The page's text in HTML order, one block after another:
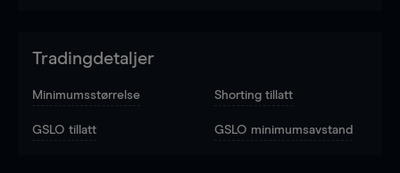
Tradingdetaljer
Minimumsstørrelse Shorting tillatt
GSLO tillatt GSLO minimumsavstand